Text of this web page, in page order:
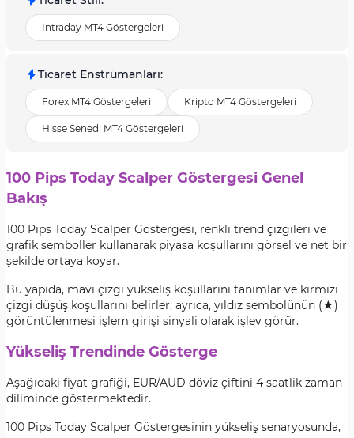
Intraday MT4 Göstergeleri
Ticaret Enstrümanları:
Forex MT4 Göstergeleri Kripto MT4 Göstergeleri
Hisse Senedi MT4 Göstergeleri
100 Pips Today Scalper Göstergesi Genel
Bakış
100 Pips Today Scalper Göstergesi, renkli trend çizgileri ve
grafik semboller kullanarak piyasa koşullarını görsel ve net bir
şekilde ortaya koyar.
Bu yapıda, mavi çizgi yükseliş koşullarını tanımlar ve kırmızı
çizgi düşüş koşullarını belirler; ayrıca, yıldız sembolünün (★)
görüntülenmesi işlem girişi sinyali olarak işlev görür.
Yükseliş Trendinde Gösterge
Aşağıdaki fiyat grafiği, EUR/AUD döviz çiftini 4 saatlik zaman
diliminde göstermektedir.
100 Pips Today Scalper Göstergesinin yükseliş senaryosunda,